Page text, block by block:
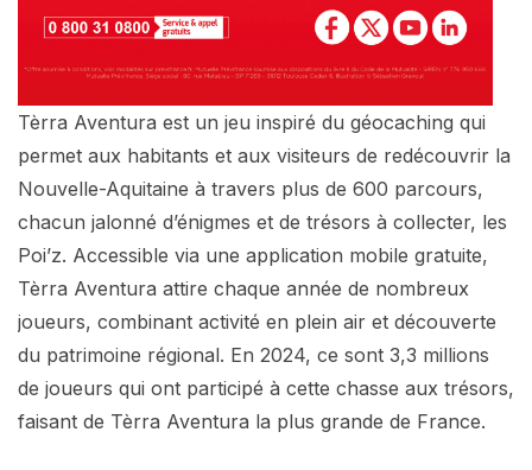
Tèrra Aventura est un jeu inspiré du géocaching qui
permet aux habitants et aux visiteurs de redécouvrir la
Nouvelle-Aquitaine à travers plus de 600 parcours,
chacun jalonné d’énigmes et de trésors à collecter, les
Poi’z. Accessible via une application mobile gratuite,
Tèrra Aventura attire chaque année de nombreux
joueurs, combinant activité en plein air et découverte
du patrimoine régional. En 2024, ce sont 3,3 millions
de joueurs qui ont participé à cette chasse aux trésors,
faisant de Tèrra Aventura la plus grande de France.